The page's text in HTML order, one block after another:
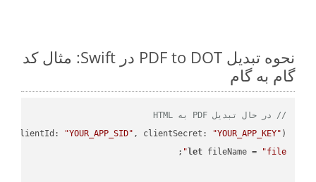
نحوه تبدیل PDF to DOT در Swift: مثال کد
گام به گام
// در حال تبدیل PDF به HTML
clientId: "YOUR_APP_SID" , clientSecret: "YOUR_APP_KEY" )
let fileName = "file"